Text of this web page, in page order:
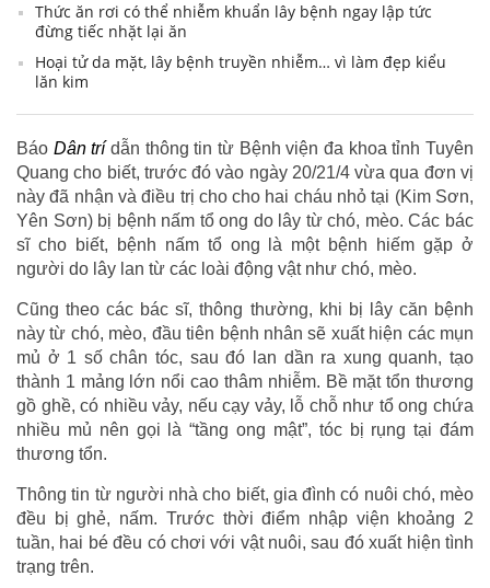
Thức ăn rơi có thể nhiễm khuẩn lây bệnh ngay lập tức
đừng tiếc nhặt lại ăn
Hoại tử da mặt, lây bệnh truyền nhiễm… vì làm đẹp kiểu
lăn kim
Báo Dân trídẫn thông tin từ Bệnh viện đa khoa tỉnh Tuyên
Quang cho biết, trước đó vào ngày 20/21/4 vừa qua đơn vị
này đã nhận và điều trị cho cho hai cháu nhỏ tại (Kim Sơn,
Yên Sơn) bị bệnh nấm tổ ong do lây từ chó, mèo. Các bác
sĩ cho biết, bệnh nấm tổ ong là một bệnh hiếm gặp ở
người do lây lan từ các loài động vật như chó, mèo.
Cũng theo các bác sĩ, thông thường, khi bị lây căn bệnh
này từ chó, mèo, đầu tiên bệnh nhân sẽ xuất hiện các mụn
mủ ở 1 số chân tóc, sau đó lan dần ra xung quanh, tạo
thành 1 mảng lớn nổi cao thâm nhiễm. Bề mặt tổn thương
gồ ghề, có nhiều vảy, nếu cạy vảy, lỗ chỗ như tổ ong chứa
nhiều mủ nên gọi là “tầng ong mật”, tóc bị rụng tại đám
thương tổn.
Thông tin từ người nhà cho biết, gia đình có nuôi chó, mèo
đều bị ghẻ, nấm. Trước thời điểm nhập viện khoảng 2
tuần, hai bé đều có chơi với vật nuôi, sau đó xuất hiện tình
trạng trên.